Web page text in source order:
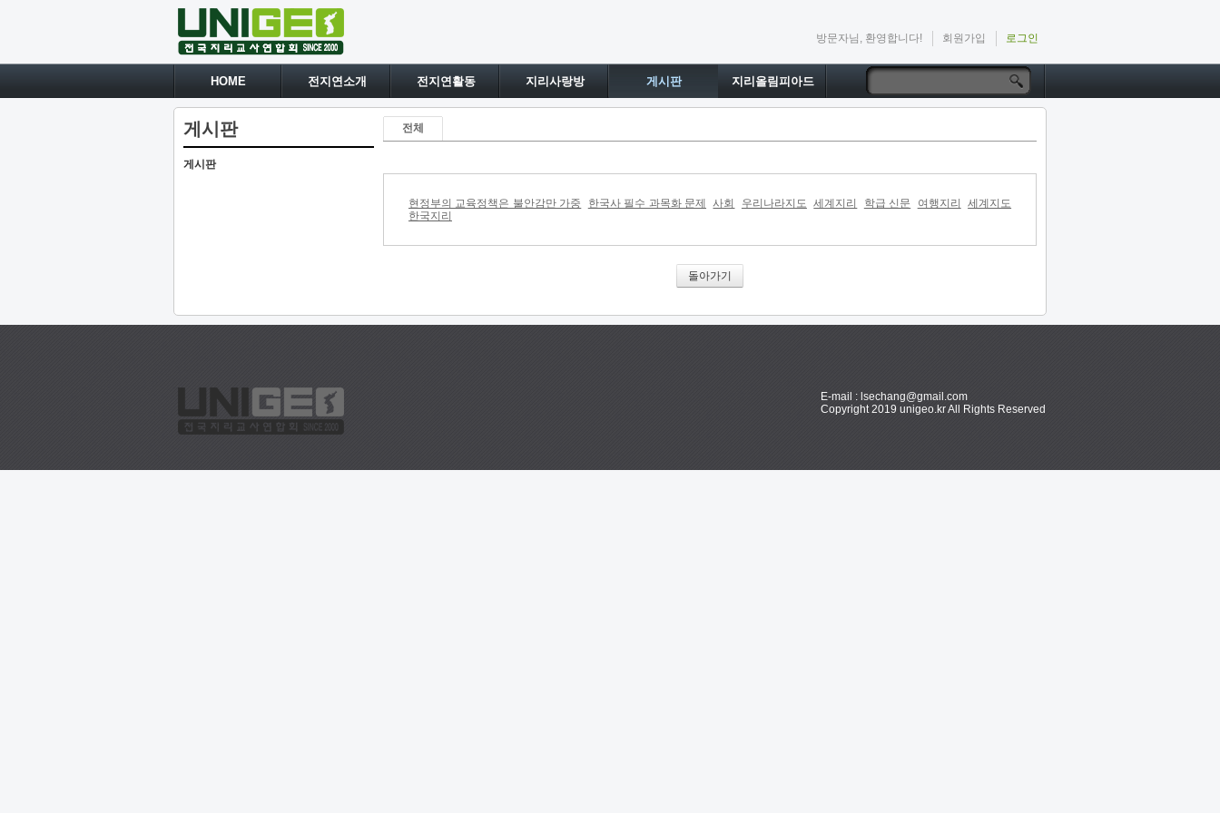
방문자님, 환영합니다! 회원가입 로그인
HOME 전지연소개 전지연활동 지리사랑방 게시판 지리올림피아드
게시판
게시판
전체
현정부의 교육정책은 불안감만 가중 한국사 필수 과목화 문제 사회 우리나라지도 세계지리 학급 신문 여행지리
세계지도
한국지리
돌아가기
E-mail : lsechang@gmail.com
Copyright 2019 unigeo.kr All Rights Reserved